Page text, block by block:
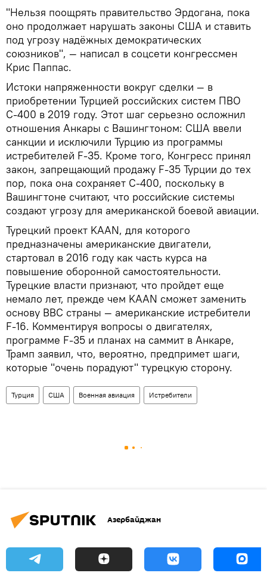
"Нельзя поощрять правительство Эрдогана, пока
оно продолжает нарушать законы США и ставить
под угрозу надёжных демократических
союзников", — написал в соцсети конгрессмен
Крис Паппас.
Истоки напряженности вокруг сделки — в
приобретении Турцией российских систем ПВО
С‑400 в 2019 году. Этот шаг серьезно осложнил
отношения Анкары с Вашингтоном: США ввели
санкции и исключили Турцию из программы
истребителей F‑35. Кроме того, Конгресс принял
закон, запрещающий продажу F‑35 Турции до тех
пор, пока она сохраняет С‑400, поскольку в
Вашингтоне считают, что российские системы
создают угрозу для американской боевой авиации.
Турецкий проект KAAN, для которого
предназначены американские двигатели,
стартовал в 2016 году как часть курса на
повышение оборонной самостоятельности.
Турецкие власти признают, что пройдет еще
немало лет, прежде чем KAAN сможет заменить
основу ВВС страны — американские истребители
F‑16. Комментируя вопросы о двигателях,
программе F‑35 и планах на саммит в Анкаре,
Трамп заявил, что, вероятно, предпримет шаги,
которые "очень порадуют" турецкую сторону.
Турция США Военная авиация Истребители
Азербайджан